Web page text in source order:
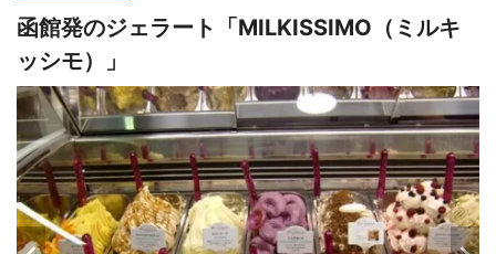
函館発のジェラート「MILKISSIMO（ミルキ
ッシモ）」